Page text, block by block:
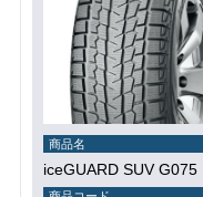
商品名
iceGUARD SUV G075